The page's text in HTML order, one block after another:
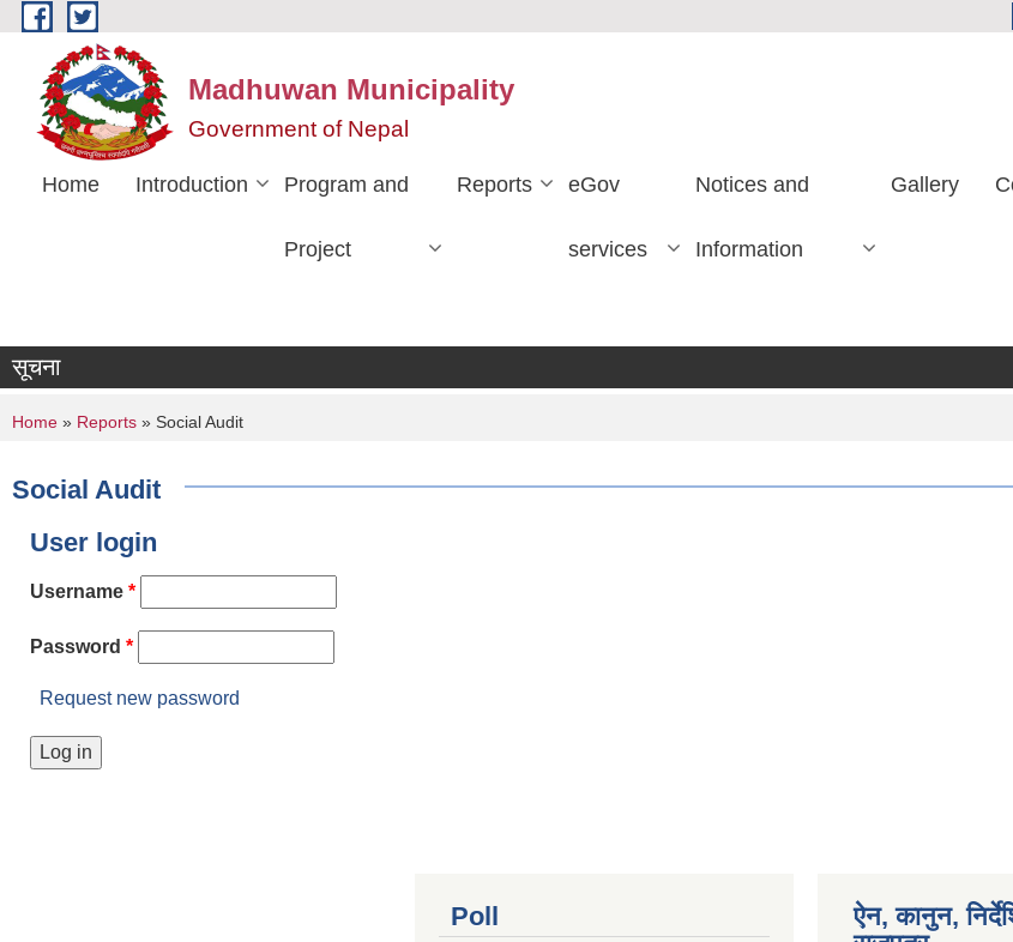
Skip to main content
Madhuwan Municipality
Government of Nepal
Home Introduction Program and
Project
Reports eGov
services
Notices and
Information
Gallery
सूचना
You are here
Home » Reports » Social Audit
Social Audit
User login
Username *
Password *
Request new password
Poll
ऐन, कानुन,